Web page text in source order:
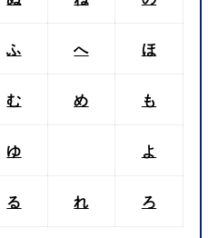
ふ へ ほ
む め も
ゆ よ
る れ ろ